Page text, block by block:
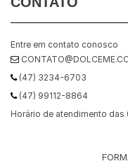
Entre em contato conosco
(47) 3234-6703
(47) 99112-8864
Horário de atendimento